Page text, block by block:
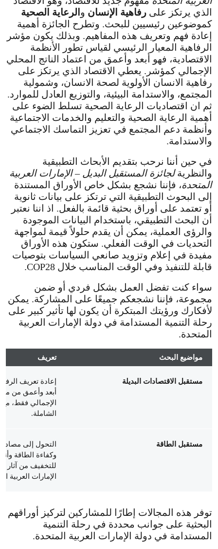
الذي يرتكز على رفاهية الإنسان و الرعاية الصحية
كموضوعين رئيسيين للبحث. وتطرح الجائزة أهمية
إعادة فهم وتعريف هذه المفاهيم. وبذلك يكون مؤشر
الرفاهية المعيار الرئيسي لقياس تطور الأنظمة
الاقتصادية، فهو أبعد وأعمق من اعتماد الناتج المحلي
الإجمالي كمؤشر. يعطي الاقتصاد الذي يرتكز على
رفاهية الانسان الأولوية لصحة الانسان، وشمولية
المجتمع، والاستدامة البيئية، والتوزيع العادل للموارد.
ثم ان اقتصاديات الرعاية الصحية تسلط الضوء على
أهمية الرعاية الصحية والتعليم والخدمات الاجتماعية
وأنظمة دعم المجتمع في تعزيز التماسك الاجتماعي
والاستدامة.
في حين أننا نرحب بتقديم الأبحاث التطبيقية
والنظريةلجائزة المستقبل البديل – الإمارات العربية
المتحدة، فإننا نشجع بشكل خاص الأوراق المستندة
إلى البحوث التطبيقية التي ترتكز على بيانات ثانوية
أو تعتمد على أوراق بحثية قائمة بالفعل. اذ اننا نعتبر
أن البحث التطبيقي، باستخدام البيانات الموجودة
والرؤى العملية، يمكن أن يقدم حلولاً قيمة لمواجهة
التحديات في الوقت الفعلي. ستكون هذه الأوراق
مفيدة في إعلام وتزويد صانعي السياسات بتوصيات
قابلة للتنفيذ وفي الوقت المناسب خلال COP28.
سواء كنت تفضل العمل بشكل فردي أو ضمن
مجموعة، فإننا نشجعكم جميعًا على المشاركة. يمكن
لأفكارك ورؤيتك المبتكرة أن يكون لها تأثير كبير على
رحلة التنمية المستدامة في دولة الإمارات العربية
المتحدة.
مواضيع البحث تعريف
مستقبل الاقتصادات البديلة
إعادة تعريف
أبعد وأعمق من
الإجمالي فقط، مع
الشاملة.
مستقبل الطاقة
التحول إلى
وكفاءة الطاقة
للتخفيف من آثار
الإمارات العربية
توفر هذه المجالات إطارًا للمشاركين لتركيز أوراقهم
البحثية على جوانب محددة في رحلة التنمية
المستدامة في دولة الإمارات العربية المتحدة.